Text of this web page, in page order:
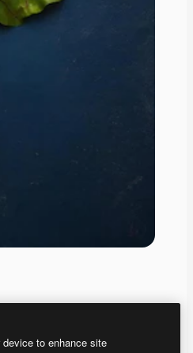
на основе ИИ.to enhance site